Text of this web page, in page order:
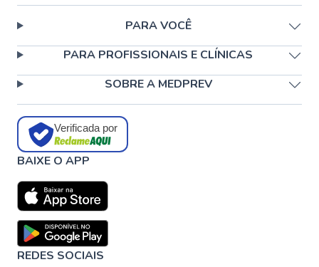
PARA VOCÊ
PARA PROFISSIONAIS E CLÍNICAS
SOBRE A MEDPREV
Verificada por
BAIXE O APP
REDES SOCIAIS